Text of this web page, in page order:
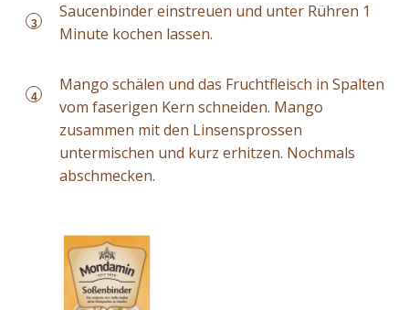
3
Saucenbinder einstreuen und unter Rühren 1
Minute kochen lassen.
4
Mango schälen und das Fruchtfleisch in Spalten
vom faserigen Kern schneiden. Mango
zusammen mit den Linsensprossen
untermischen und kurz erhitzen. Nochmals
abschmecken.